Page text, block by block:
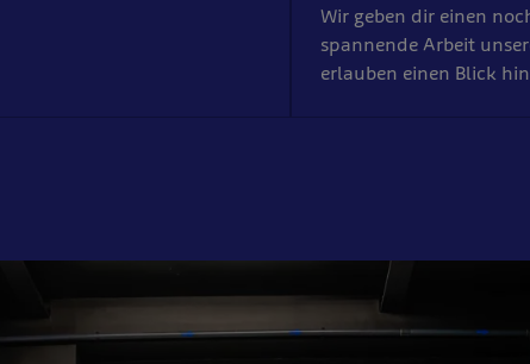
Wir geben dir einen
spannende Arbeit
erlauben einen Blick